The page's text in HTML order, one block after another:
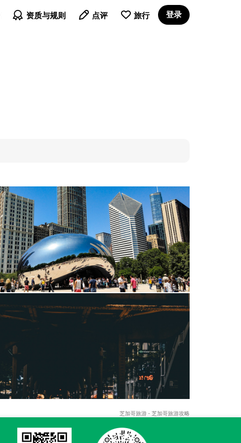
 资质与规则 点评 旅行 登录
芝加哥旅游 - 芝加哥旅游攻略